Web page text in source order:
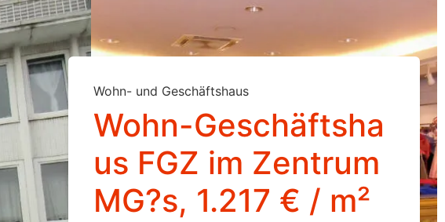
Wohn- und Geschäftshaus
Wohn-Geschäftsha
us FGZ im Zentrum
MG?s, 1.217 € / m²